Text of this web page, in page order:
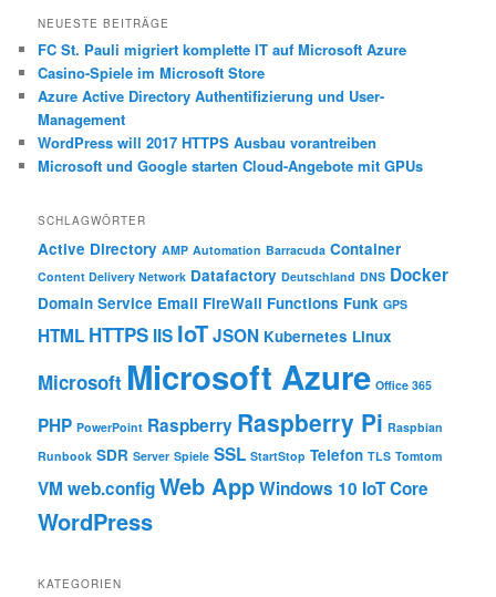
h
n
NEUESTE BEITRÄGE
FC St. Pauli migriert komplette IT auf Microsoft Azure
Casino-Spiele im Microsoft Store
Azure Active Directory Authentifizierung und User-
Management
WordPress will 2017 HTTPS Ausbau vorantreiben
Microsoft und Google starten Cloud-Angebote mit GPUs
SCHLAGWÖRTER
Active Directory AMP Automation Barracuda Container
Content Delivery Network Datafactory Deutschland DNS Docker
Domain Service Email FireWall Functions Funk GPS
HTML HTTPS IIS IoTJSON Kubernetes Linux
Microsoft Microsoft Azure Office 365
PHP PowerPoint Raspberry Raspberry Pi Raspbian
Runbook SDR Server Spiele SSL StartStop Telefon TLS Tomtom
VM web.configWeb AppWindows 10 IoT Core
WordPress
KATEGORIEN